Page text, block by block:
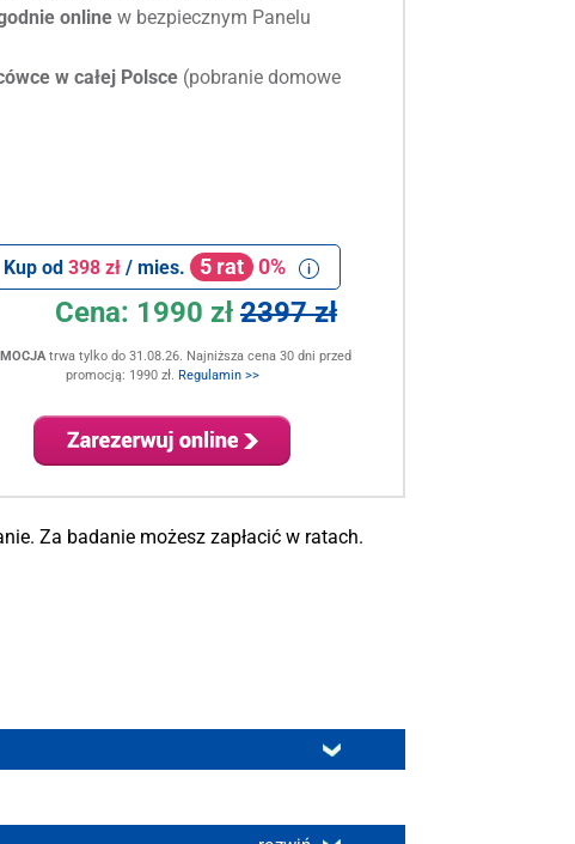
online w bezpiecznym Panelu
w całej Polsce (pobranie domowe
Kup od398 zł / mies. 5 rat 0%
Cena: 1990 zł 2397 zł
trwa tylko do 31.08.26. Najniższa cena 30 dni przed
promocją: 1990 zł. Regulamin >>
Za badanie możesz zapłacić w ratach.